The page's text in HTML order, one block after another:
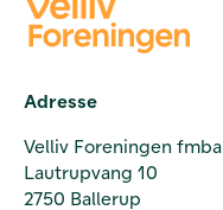
Adresse
Velliv Foreningen fmba
Lautrupvang 10
2750 Ballerup